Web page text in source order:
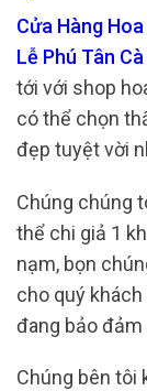
Cửa Hàng
Lễ Phú Tân
tới với shop
có thể chọn
đẹp tuyệt vời
Chúng chúng
thể chi giả 1
nạm, bọn
cho quý
đang bảo
Chúng bên tôi